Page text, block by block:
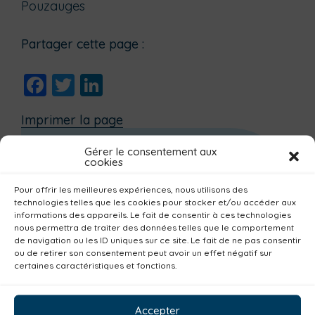
Gérer le consentement aux
cookies
Pour offrir les meilleures expériences, nous utilisons des
technologies telles que les cookies pour stocker et/ou accéder aux
informations des appareils. Le fait de consentir à ces technologies
nous permettra de traiter des données telles que le comportement
de navigation ou les ID uniques sur ce site. Le fait de ne pas consentir
ou de retirer son consentement peut avoir un effet négatif sur
certaines caractéristiques et fonctions.
Accepter
Pouzauges
Partager cette page :
Facebook
Twitter
Imprimer la page
Dernières actualités
ACTIVITÉS À L’ANNÉE 🗒️
💗Offre spéciale Saint-Valentin 💗
⭐🏊‍♂️ Vacances hiver 2026 🏊‍♂️⭐
📣 INSCRIPTIONS – Stage de natation
vacances d’hiver
Le Centre aquatique réouvre ses portes !